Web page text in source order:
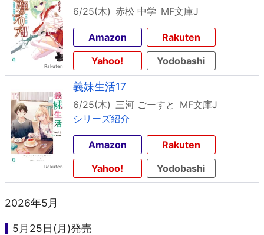
6/25(木) 赤松 中学 MF文庫J
Amazon
Rakuten
Yahoo!
Yodobashi
義妹生活17
6/25(木) 三河 ごーすと MF文庫J
シリーズ紹介
Amazon
Rakuten
Yahoo!
Yodobashi
2026年5月
5月25日(月)発売